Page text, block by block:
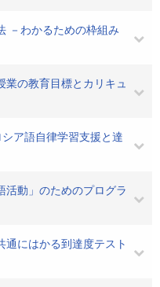
－わかるための枠組み
の教育目標とカリキュ
ア語自律学習支援と達
活動」のためのプログラ
通にはかる到達度テスト